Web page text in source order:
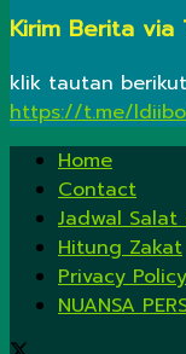
Kirim Berita via
klik tautan
https://t.me/
Home
Contact
Jadwal Salat
Hitung Zakat
Privacy Policy
NUANSA